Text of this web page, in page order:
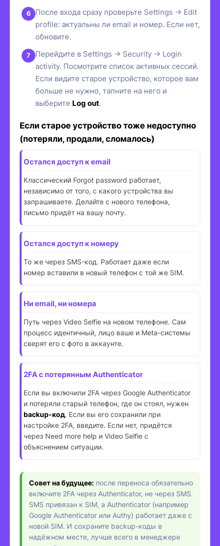
После входа сразу проверьте Settings → Edit
profile: актуальны ли email и номер. Если нет,
обновите.
Перейдите в Settings → Security → Login
activity. Посмотрите список активных сессий.
Если видите старое устройство, которое вам
больше не нужно, тапните на него и
выберите Log out.
Если старое устройство тоже недоступно
(потеряли, продали, сломалось)
Остался доступ к email
Классический Forgot password работает,
независимо от того, с какого устройства вы
запрашиваете. Делайте с нового телефона,
письмо придёт на вашу почту.
Остался доступ к номеру
То же через SMS-код. Работает даже если
номер вставили в новый телефон с той же SIM.
Ни email, ни номера
Путь через Video Selfie на новом телефоне. Сам
процесс идентичный, лицо ваше и Meta-системы
сверят его с фото в аккаунте.
2FA с потерянным Authenticator
Если вы включили 2FA через Google Authenticator
и потеряли старый телефон, где он стоял, нужен
backup-код. Если вы его сохранили при
настройке 2FA, введите. Если нет, придётся
через Need more help и Video Selfie с
объяснением ситуации.
Совет на будущее: после переноса обязательно
включите 2FA через Authenticator, не через SMS.
SMS привязан к SIM, а Authenticator (например
Google Authenticator или Authy) работает даже с
новой SIM. И сохраните backup-коды в
надёжном месте, лучше всего в менеджере